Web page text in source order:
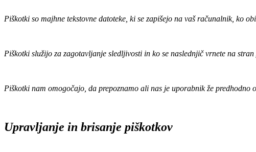
Piškotki so majhne tekstovne datoteke, ki se zapišejo na vaš računalnik, ko
Piškotki služijo za zagotavljanje sledljivosti in ko se naslednjič vrnete na
Piškotki nam omogočajo, da prepoznamo ali nas je uporabnik že
Upravljanje in brisanje piškotkov